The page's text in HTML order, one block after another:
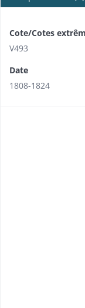
Cote/Cotes
V493
Date
1808-1824